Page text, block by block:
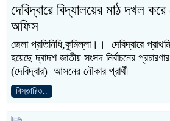
দেবিদ্বারে বিদ্যালয়ের মাঠ দখল করে
অফিস
জেলা প্রতিনিধি,কুমিল্লা।। দেবিদ্বারে
হয়েছে দ্বাদশ জাতীয় সংসদ নির্বাচনের
(দেবিদ্বার) আসনের নৌকার প্রার্থী
বিস্তারিত..